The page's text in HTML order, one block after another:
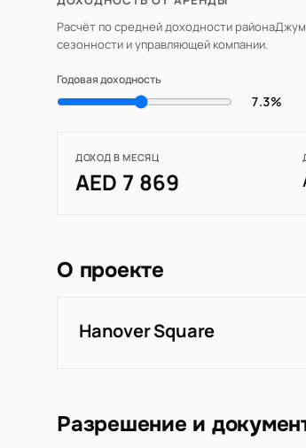
Расчёт по средней доходности района
сезонности и управляющей компании.
Годовая доходность
7.3%
ДОХОД В МЕСЯЦ
AED 7 869
О проекте
Hanover Square
Разрешение и